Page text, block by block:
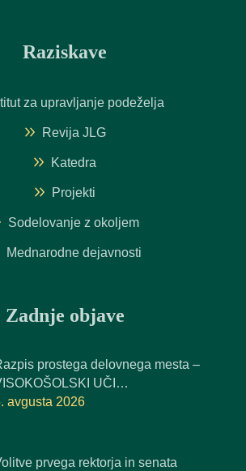
Raziskave
za upravljanje podeželja
Revija JLG
Katedra
Projekti
Sodelovanje z okoljem
Mednarodne dejavnosti
Zadnje objave
prostega delovnega mesta –
UČI…
avgusta 2026
prvega rektorja in senata